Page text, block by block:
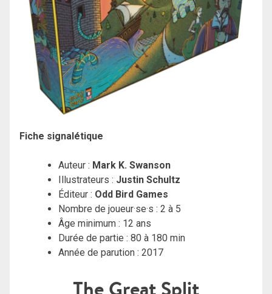
Fiche signalétique
Auteur : Mark K. Swanson
Illustrateurs : Justin Schultz
Éditeur : Odd Bird Games
Nombre de joueur·se·s : 2 à 5
Âge minimum : 12 ans
Durée de partie : 80 à 180 min
Année de parution : 2017
The Great Split